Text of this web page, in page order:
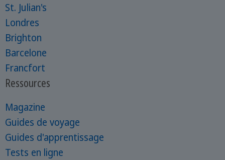
St. Julian's
Londres
Brighton
Barcelone
Francfort
Ressources
Magazine
Guides de voyage
Guides d'apprentissage
Tests en ligne